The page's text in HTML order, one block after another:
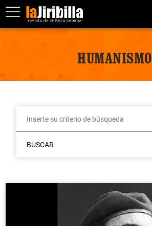
HUMANISMO
BUSCAR